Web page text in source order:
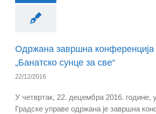
Одржана завршна конференција
„Банатско сунце за све“
22/12/2016
У четвртак, 22. децембра 2016. године,
Градске управе одржана је завршна